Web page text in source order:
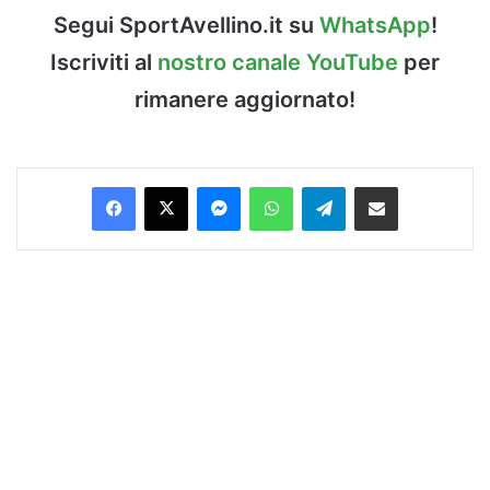
Segui SportAvellino.it su WhatsApp!
Iscriviti al nostro canale YouTube per
rimanere aggiornato!
Facebook
X MessengerWhatsAppTelegramCondividi via Email